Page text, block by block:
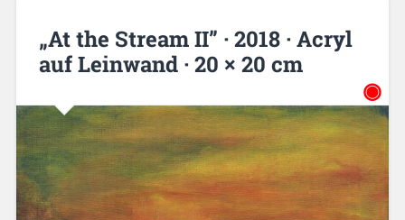
„At the Stream II” · 2018 · Acryl
auf Leinwand · 20 × 20 cm
◉